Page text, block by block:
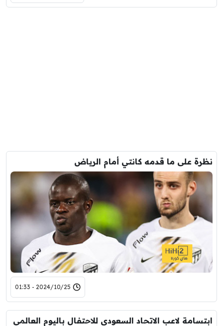
نظرة على ما قدمه كانتي أمام الرياض
2024/10/25 - 01:33
ابتسامة لاعب الاتحاد السعودي للاحتفال باليوم العالمي